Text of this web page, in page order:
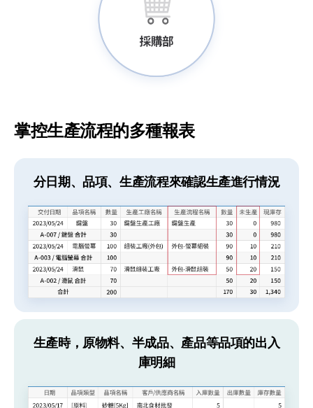
掌控生產流程的多種報表
分日期、品項、生產流程來確認生產進行情況
生產時，原物料、半成品、產品等品項的出入
庫明細